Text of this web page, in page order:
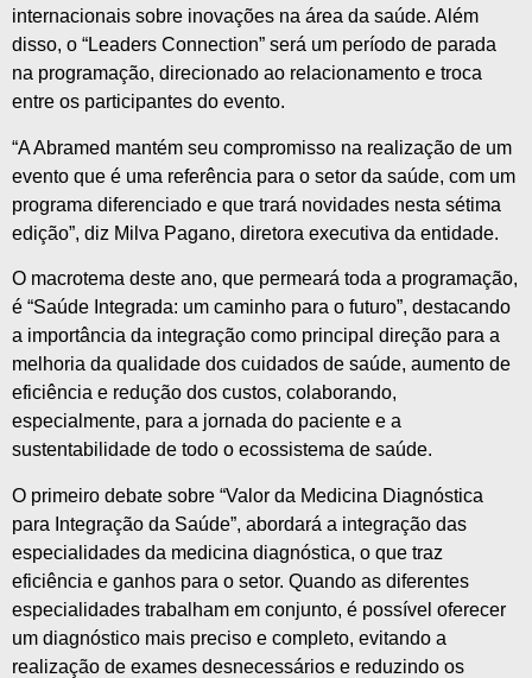
internacionais sobre inovações na área da saúde. Além
disso, o “Leaders Connection” será um período de parada
na programação, direcionado ao relacionamento e troca
entre os participantes do evento.
“A Abramed mantém seu compromisso na realização de um
evento que é uma referência para o setor da saúde, com um
programa diferenciado e que trará novidades nesta sétima
edição”, diz Milva Pagano, diretora executiva da entidade.
O macrotema deste ano, que permeará toda a programação,
é “Saúde Integrada: um caminho para o futuro”, destacando
a importância da integração como principal direção para a
melhoria da qualidade dos cuidados de saúde, aumento de
eficiência e redução dos custos, colaborando,
especialmente, para a jornada do paciente e a
sustentabilidade de todo o ecossistema de saúde.
O primeiro debate sobre “Valor da Medicina Diagnóstica
para Integração da Saúde”, abordará a integração das
especialidades da medicina diagnóstica, o que traz
eficiência e ganhos para o setor. Quando as diferentes
especialidades trabalham em conjunto, é possível oferecer
um diagnóstico mais preciso e completo, evitando a
realização de exames desnecessários e reduzindo os